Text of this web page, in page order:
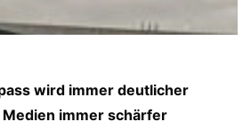
wird immer deutlicher
immer schärfer